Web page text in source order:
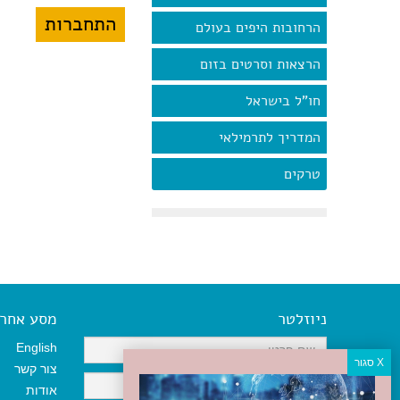
הרחובות היפים בעולם
הרצאות וסרטים בזום
חו"ל בישראל
המדריך לתרמילאי
טרקים
ניוזלטר מסע אחר
English
צור קשר
אודות